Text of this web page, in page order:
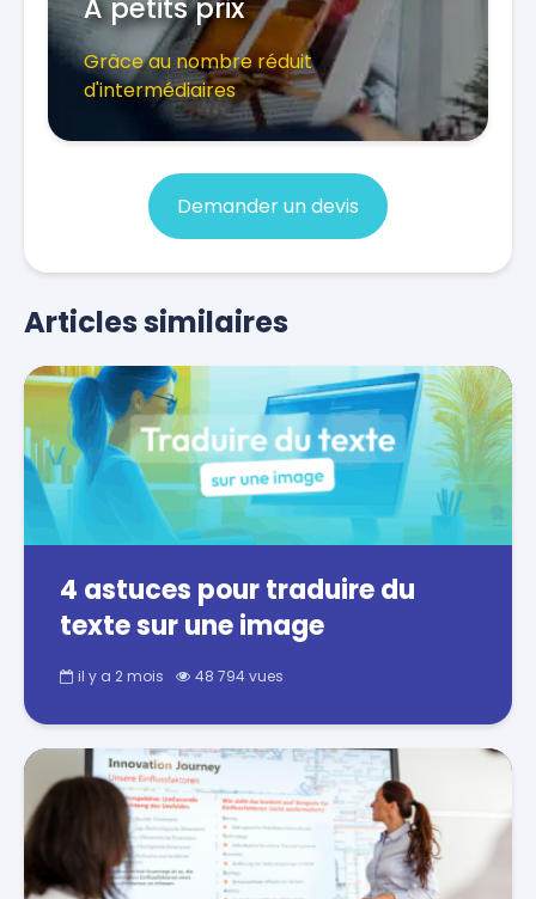
À petits prix
Grâce au nombre réduit
d'intermédiaires
Demander un devis
Articles similaires
4 astuces pour traduire du
texte sur une image
il y a 2 mois 48 794 vues